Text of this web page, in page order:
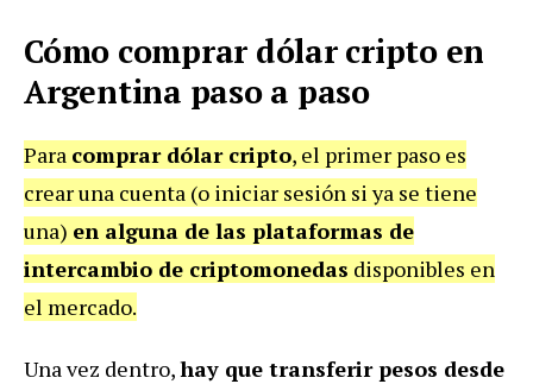
Cómo comprar dólar cripto en
Argentina paso a paso
Para comprar dólar cripto, el primer paso es
crear una cuenta (o iniciar sesión si ya se tiene
una) en alguna de las plataformas de
intercambio de criptomonedas disponibles en
el mercado.
Una vez dentro,hay que transferir pesos desde